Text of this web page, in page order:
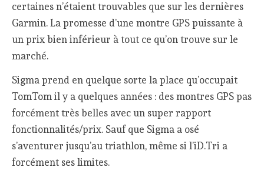
certaines n’étaient trouvables que sur les dernières
Garmin. La promesse d’une montre GPS puissante à
un prix bien inférieur à tout ce qu’on trouve sur le
marché.
Sigma prend en quelque sorte la place qu’occupait
TomTom il y a quelques années : des montres GPS pas
forcément très belles avec un super rapport
fonctionnalités/prix. Sauf que Sigma a osé
s’aventurer jusqu’au triathlon, même si l’iD.Tri a
forcément ses limites.